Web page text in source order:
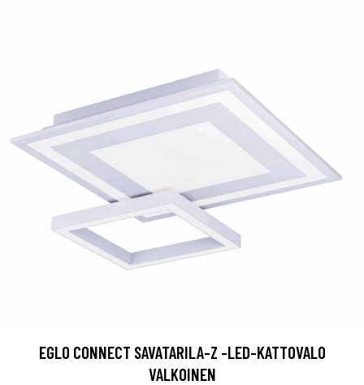
EGLO CONNECT SAVATARILA-Z -LED-KATTOVALO
VALKOINEN